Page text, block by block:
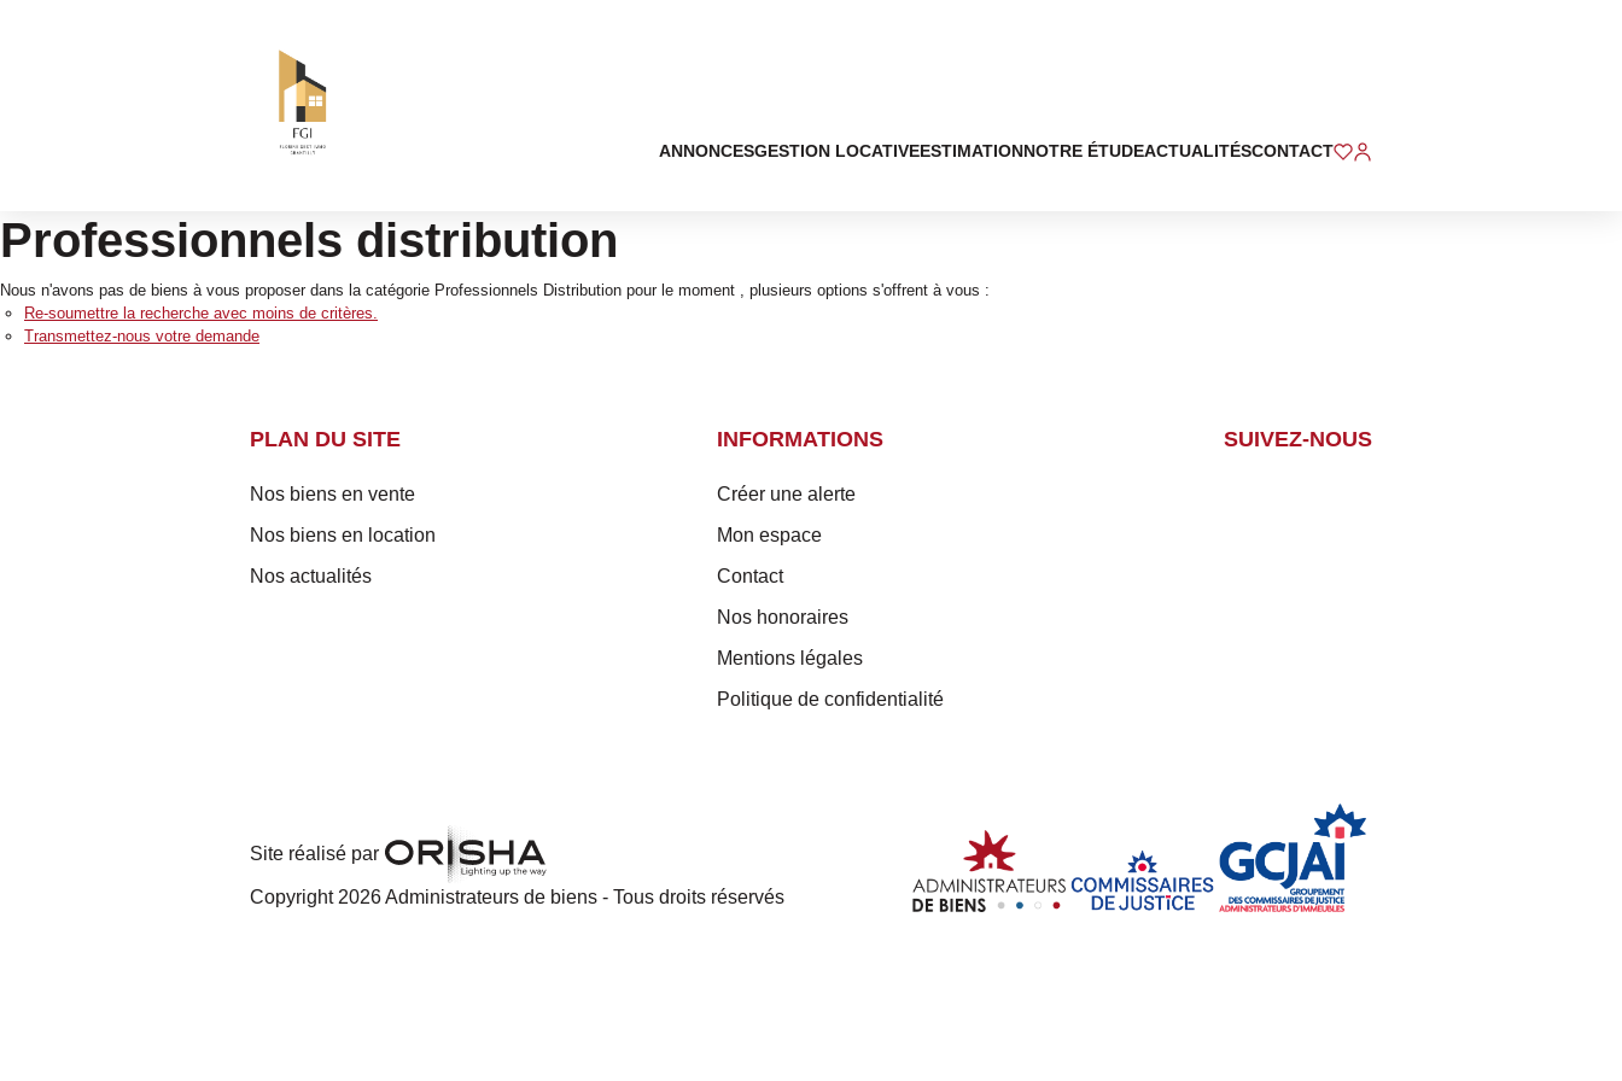
ANNONCESGESTION LOCATIVEESTIMATIONNOTRE ÉTUDEACTUALITÉSCONTACT
Professionnels distribution
Nous n'avons pas de biens à vous proposer dans la catégorie Professionnels Distribution pour le moment , plusieurs options s'offrent à vous :
Re-soumettre la recherche avec moins de critères.
Transmettez-nous votre demande
PLAN DU SITE
Nos biens en vente
Nos biens en location
Nos actualités
INFORMATIONS
Créer une alerte
Mon espace
Contact
Nos honoraires
Mentions légales
Politique de confidentialité
SUIVEZ-NOUS
Site réalisé par
Copyright 2026 Administrateurs de biens - Tous droits réservés